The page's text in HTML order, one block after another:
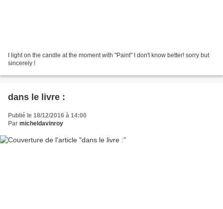
I light on the candle at the moment with "Paint" I don't know better! sorry but
sincerely !
dans le livre :
Publié le 18/12/2016 à 14:00
Par micheldavinroy